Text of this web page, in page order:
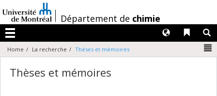
au
contenu
/Département de chimie
Menu
Liens
Langues
Home La recherche Thèses et mémoires
Thèses et mémoires